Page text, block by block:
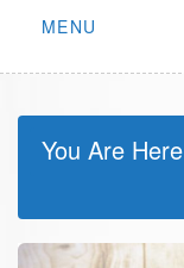
MENU
You Are Here